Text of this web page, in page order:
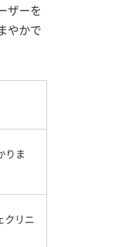
ザーを
やかで
りま
クリニ